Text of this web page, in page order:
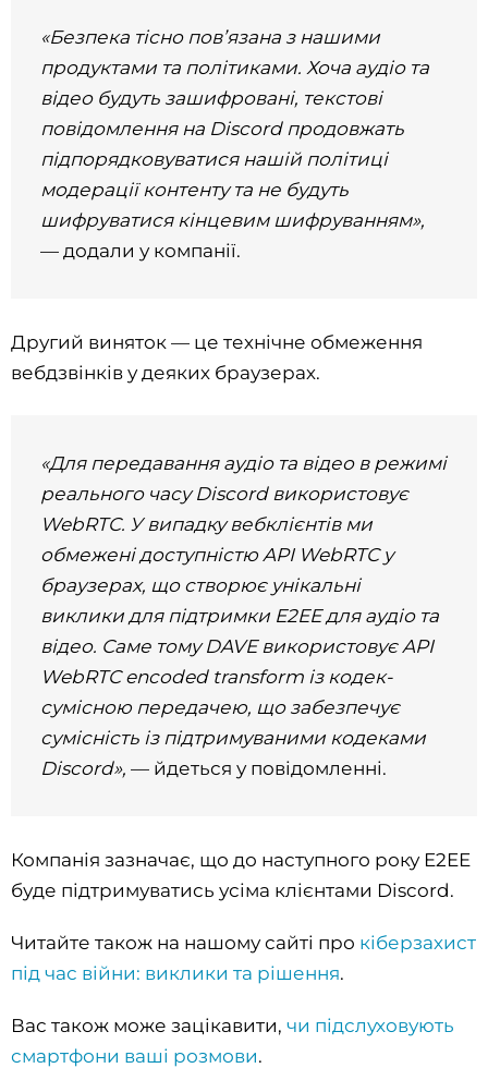
«Безпека тісно пов’язана з нашими
продуктами та політиками. Хоча аудіо та
відео будуть зашифровані, текстові
повідомлення на Discord продовжать
підпорядковуватися нашій політиці
модерації контенту та не будуть
шифруватися кінцевим шифруванням»,
— додали у компанії.
Другий виняток — це технічне обмеження
вебдзвінків у деяких браузерах.
«Для передавання аудіо та відео в режимі
реального часу Discord використовує
WebRTC. У випадку вебклієнтів ми
обмежені доступністю API WebRTC у
браузерах, що створює унікальні
виклики для підтримки E2EE для аудіо та
відео. Саме тому DAVE використовує API
WebRTC encoded transform із кодек-
сумісною передачею, що забезпечує
сумісність із підтримуваними кодеками
Discord», — йдеться у повідомленні.
Компанія зазначає, що до наступного року E2EE
буде підтримуватись усіма клієнтами Discord.
Читайте також на нашому сайті про кіберзахист
під час війни: виклики та рішення.
Вас також може зацікавити, чи підслуховують
смартфони ваші розмови.